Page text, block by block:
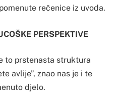
rečenice iz uvoda.
PERSPEKTIVE
to prstenasta struktura
avlije”, znao nas je i te
djelo.